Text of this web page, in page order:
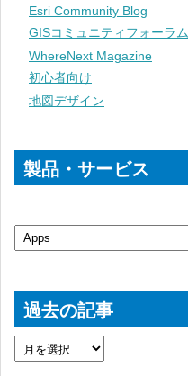
Esri Community Blog
GISコミュニティフォーラム
WhereNext Magazine
初心者向け
地図デザイン
製品・サービス
過去の記事